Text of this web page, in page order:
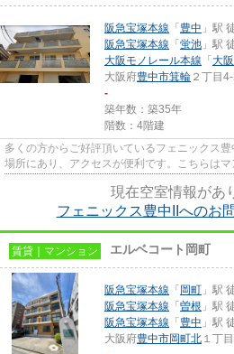
阪急宝塚本線 「 豊中 」駅
阪急宝塚本線 「 蛍池 」駅
大阪モノレール本線 「 大
大阪府豊中市箕輪 ２丁目
-
築年数：築35年
階数：4階建
多くの方からご好評頂いているフェニックス
場所にあり、アクセスが便利です。こちらは
現在空室情報があ
フェニックス豊中IIへのお
賃貸｜マンション エルベコート岡町
阪急宝塚本線 「 岡町 」駅
阪急宝塚本線 「 曽根 」駅
阪急宝塚本線 「 豊中 」駅
大阪府豊中市岡町北 １丁